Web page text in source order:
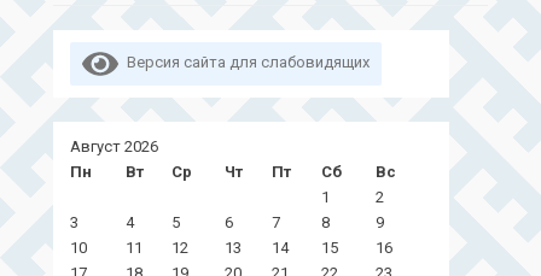
Версия сайта для слабовидящих
Август 2026
Пн
Вт Ср Чт Пт Сб
Вс
1
2
3
4 5 6 7 8
9
10
11 12 13 14 15
16